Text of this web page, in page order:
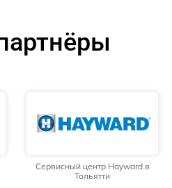
Сервисный центр Hayward в
Тольятти